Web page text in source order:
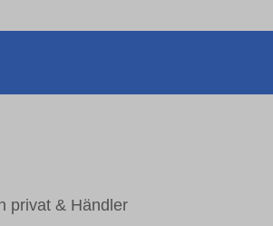
privat & Händler